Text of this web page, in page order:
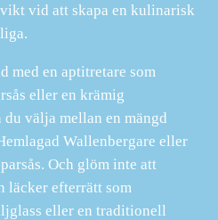
vid att skapa en kulinarisk
med en aptitretare som
eller en krämig
du välja mellan en mängd
Wallenbergare eller
Och glöm inte att
läcker efterrätt som
eller en traditionell